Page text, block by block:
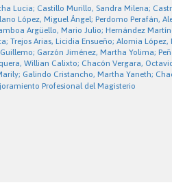
Lucia; Castillo Murillo, Sandra Milena;
López, Miguel Ángel; Perdomo Perafán,
Argüello, Mario Julio; Hernández
Trejos Arias, Licidia Ensueño; Alomia
Garzón Jiménez, Martha Yolima;
Willian Calixto; Chacón Vergara,
Galindo Cristancho, Martha Yaneth;
Profesional del Magisterio